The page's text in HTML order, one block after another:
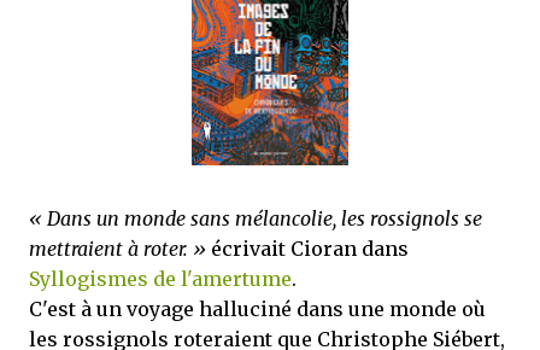
mettre sous tous les yeux. C'est cela...
« Dans un monde sans mélancolie, les rossignols se
mettraient à roter. » écrivait Cioran dans
Syllogismes de l'amertume.
C'est à un voyage halluciné dans une monde où
les rossignols roteraient que Christophe Siébert,